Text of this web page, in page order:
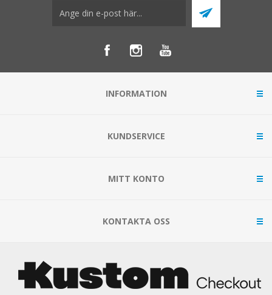
INFORMATION
KUNDSERVICE
MITT KONTO
KONTAKTA OSS